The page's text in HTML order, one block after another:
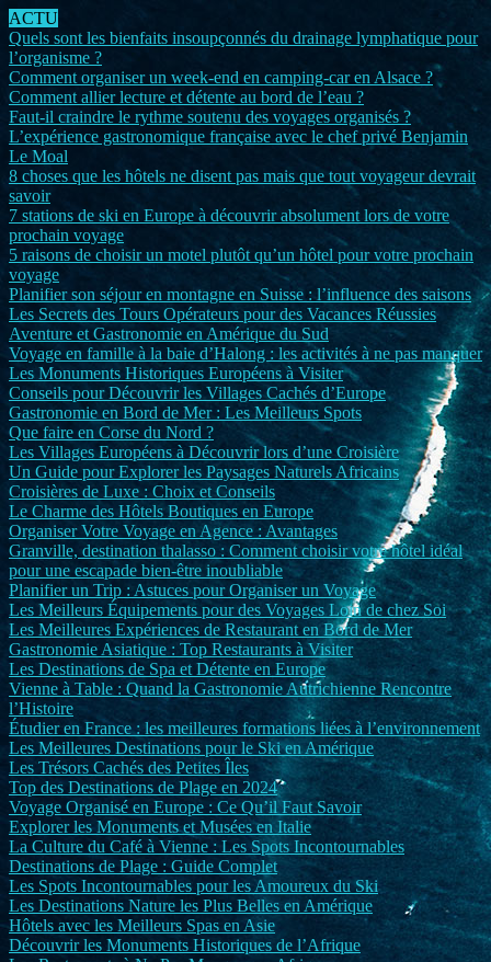
ACTU
Quels sont les bienfaits insoupçonnés du drainage lymphatique pour
l’organisme ?
Comment organiser un week-end en camping-car en Alsace ?
Comment allier lecture et détente au bord de l’eau ?
Faut-il craindre le rythme soutenu des voyages organisés ?
L’expérience gastronomique française avec le chef privé Benjamin
Le Moal
8 choses que les hôtels ne disent pas mais que tout voyageur devrait
savoir
7 stations de ski en Europe à découvrir absolument lors de votre
prochain voyage
5 raisons de choisir un motel plutôt qu’un hôtel pour votre prochain
voyage
Planifier son séjour en montagne en Suisse : l’influence des saisons
Les Secrets des Tours Opérateurs pour des Vacances Réussies
Aventure et Gastronomie en Amérique du Sud
Voyage en famille à la baie d’Halong : les activités à ne pas manquer
Les Monuments Historiques Européens à Visiter
Conseils pour Découvrir les Villages Cachés d’Europe
Gastronomie en Bord de Mer : Les Meilleurs Spots
Que faire en Corse du Nord ?
Les Villages Européens à Découvrir lors d’une Croisière
Un Guide pour Explorer les Paysages Naturels Africains
Croisières de Luxe : Choix et Conseils
Le Charme des Hôtels Boutiques en Europe
Organiser Votre Voyage en Agence : Avantages
Granville, destination thalasso : Comment choisir votre hôtel idéal
pour une escapade bien-être inoubliable
Planifier un Trip : Astuces pour Organiser un Voyage
Les Meilleurs Équipements pour des Voyages Loin de chez Soi
Les Meilleures Expériences de Restaurant en Bord de Mer
Gastronomie Asiatique : Top Restaurants à Visiter
Les Destinations de Spa et Détente en Europe
Vienne à Table : Quand la Gastronomie Autrichienne Rencontre
l’Histoire
Étudier en France : les meilleures formations liées à l’environnement
Les Meilleures Destinations pour le Ski en Amérique
Les Trésors Cachés des Petites Îles
Top des Destinations de Plage en 2024
Voyage Organisé en Europe : Ce Qu’il Faut Savoir
Explorer les Monuments et Musées en Italie
La Culture du Café à Vienne : Les Spots Incontournables
Destinations de Plage : Guide Complet
Les Spots Incontournables pour les Amoureux du Ski
Les Destinations Nature les Plus Belles en Amérique
Hôtels avec les Meilleurs Spas en Asie
Découvrir les Monuments Historiques de l’Afrique